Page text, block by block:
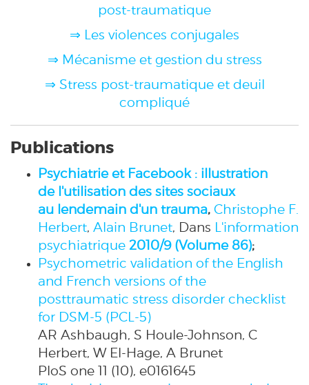
post-traumatique
⇒ Les violences conjugales
⇒ Mécanisme et gestion du stress
⇒ Stress post-traumatique et deuil
compliqué
Publications
Psychiatrie et Facebook : illustration
de l'utilisation des sites sociaux
au lendemain d'un trauma, Christophe F.
Herbert, Alain Brunet, Dans L'information
psychiatrique 2010/9 (Volume 86);
Psychometric validation of the English
and French versions of the
posttraumatic stress disorder checklist
for DSM-5 (PCL-5)
AR Ashbaugh, S Houle-Johnson, C
Herbert, W El-Hage, A Brunet
PloS one 11 (10), e0161645